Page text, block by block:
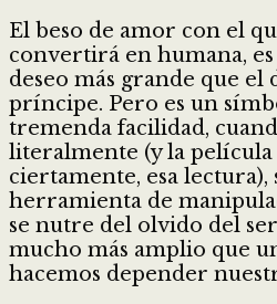
El beso de amor con el
convertirá en humana,
deseo más grande que el
príncipe. Pero es un
tremenda facilidad,
literalmente (y la película
ciertamente, esa
herramienta de
se nutre del olvido del
mucho más amplio que
hacemos depender